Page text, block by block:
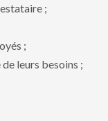
;
;
leurs besoins ;